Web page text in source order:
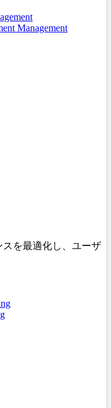
Management
を最適化し、ユーザ